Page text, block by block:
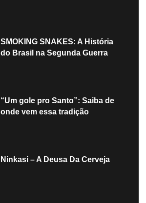
SMOKING SNAKES: A História
do Brasil na Segunda Guerra
“Um gole pro Santo”: Saiba de
onde vem essa tradição
Ninkasi – A Deusa Da Cerveja